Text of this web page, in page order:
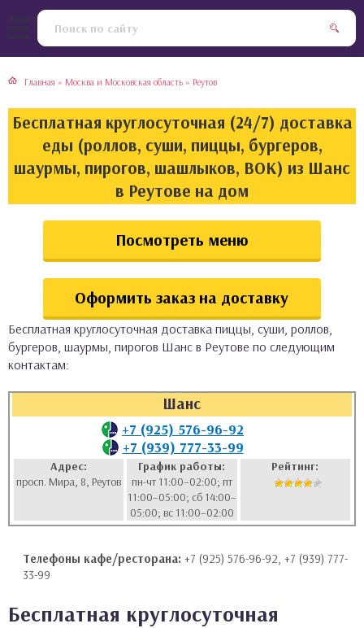
Главная » Москва и Московская область » Реутов
Бесплатная круглосуточная (24/7) доставка
еды (роллов, суши, пиццы, бургеров,
шаурмы, пирогов, шашлыков, ВОК) из Шанс
в Реутове на дом
Посмотреть меню
Оформить заказ на доставку
Бесплатная круглосуточная доставка пиццы, суши, роллов,
бургеров, шаурмы, пирогов Шанс в Реутове по следующим
контактам:
Шанс
+7 (925) 576-96-92
+7 (939) 777-33-99
Адрес:
просп. Мира, 8, Реутов
График работы:
пн-чт 11:00–02:00; пт
11:00–05:00; сб 14:00–
05:00; вс 11:00–02:00
Рейтинг:
Телефоны кафе/ресторана: +7 (925) 576-96-92, +7 (939) 777-
33-99
Бесплатная круглосуточная
кухня
кухня
кухня
кухня
булочки